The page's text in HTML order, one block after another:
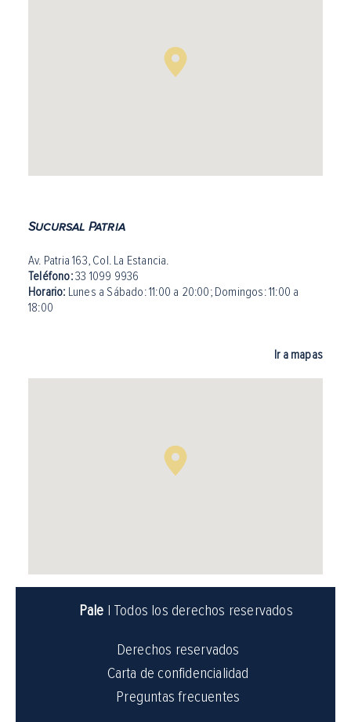
Sucursal Patria
Av. Patria 163, Col. La Estancia.
Teléfono:33 1099 9936
Horario: Lunes a Sábado: 11:00 a 20:00; Domingos: 11:00 a
18:00
Ir a mapas
Pale | Todos los derechos reservados
Derechos reservados
Carta de confidencialidad
Preguntas frecuentes